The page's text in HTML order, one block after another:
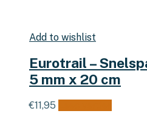
Add to wishlist
Eurotrail –
5 mm x 20 cm
€11,95